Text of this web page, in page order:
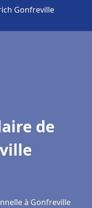
Gonfreville
de
à Gonfreville